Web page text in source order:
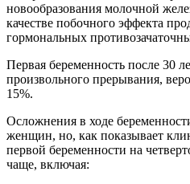
новообразования молочной
качестве побочного эффекта
гормональных
Первая беременность после 30
произвольного прерывания,
15%.
Осложнения в ходе
женщин, но, как показывает
первой беременности на
чаще, включая: